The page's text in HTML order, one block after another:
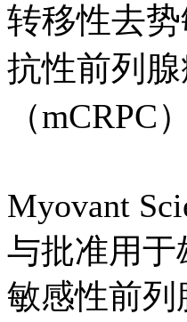
转移性去
抗性前列
（mCRPC
Myovant
与批准用
敏感性前列